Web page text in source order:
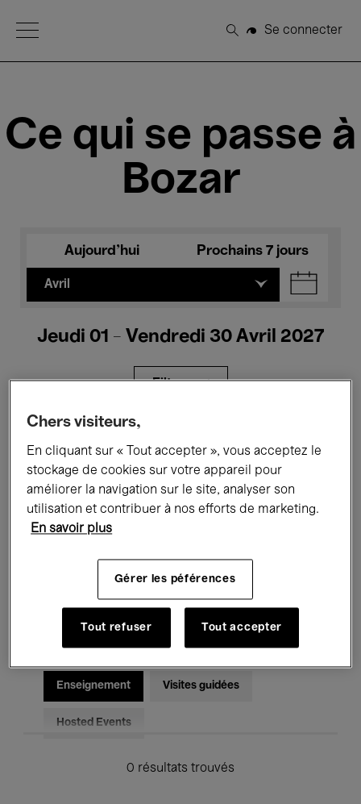
Open Menu
Rechercher
Se connecter
Ce qui se passe à
Bozar
Aujourd'hui Prochains 7 jours
Avril
Jeudi 01 - Vendredi 30 Avril 2027
Filtres
Expositions Films Performances
Rencontres & Débats Jazz
Musique électronique
Pour tous Kids’ Palace
Enseignement Visites guidées
Hosted Events
0 résultats trouvés
Chers visiteurs,
En cliquant sur « Tout accepter », vous acceptez le
stockage de cookies sur votre appareil pour
améliorer la navigation sur le site, analyser son
utilisation et contribuer à nos efforts de marketing.
En savoir plus
Gérer les péférences
Tout refuser Tout accepter